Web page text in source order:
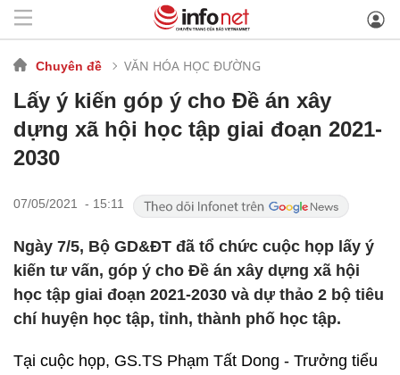
Chuyên đề VĂN HÓA HỌC ĐƯỜNG
Lấy ý kiến góp ý cho Đề án xây
dựng xã hội học tập giai đoạn 2021-
2030
07/05/2021 - 15:11
Ngày 7/5, Bộ GD&ĐT đã tổ chức cuộc họp lấy ý
kiến tư vấn, góp ý cho Đề án xây dựng xã hội
học tập giai đoạn 2021-2030 và dự thảo 2 bộ tiêu
chí huyện học tập, tỉnh, thành phố học tập.
Tại cuộc họp, GS.TS Phạm Tất Dong - Trưởng tiểu